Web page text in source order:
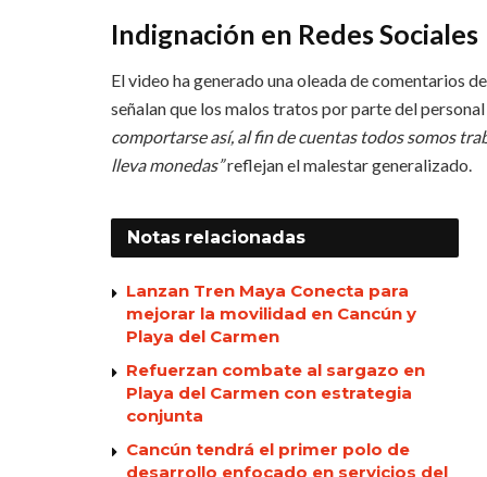
Indignación en Redes Sociales
El video ha generado una oleada de comentarios
señalan que los malos tratos por parte del
comportarse así, al fin de cuentas todos somos
lleva monedas”reflejan el malestar generalizado.
Notas relacionadas
Lanzan Tren Maya Conecta para
mejorar la movilidad en Cancún y
Playa del Carmen
Refuerzan combate al sargazo en
Playa del Carmen con estrategia
conjunta
Cancún tendrá el primer polo de
desarrollo enfocado en servicios del